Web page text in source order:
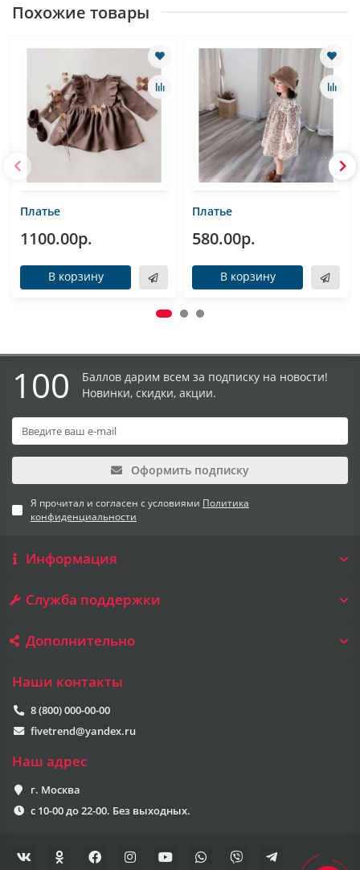
Похожие товары
Платье
1100.00р.
В корзину
Платье
580.00р.
В корзину
100
Баллов дарим всем за подписку на новости!
Новинки, скидки, акции.
Оформить подписку
Я прочитал и согласен с условиями Политика
конфиденциальности
Информация
Служба поддержки
Дополнительно
Наши контакты
8 (800) 000-00-00
fivetrend@yandex.ru
Наш адрес
г. Москва
с 10-00 до 22-00. Без выходных.